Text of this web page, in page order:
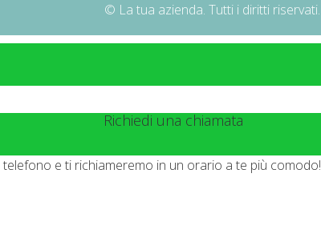
© La tua azienda. Tutti i diritti riservati.
Richiedi una chiamata
e ti richiameremo in un orario a te più comodo!